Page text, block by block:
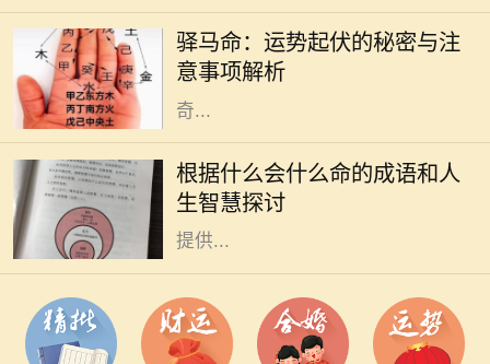
驿马命：运势起伏的秘密与注
意事项解析
的概念，意味着一个人命中有驿马星
相伴，通常与流动、变迁、出行紧密
相关。许多人可能对这一命理产生好
奇...
根据什么会什么命的成语和人
生智慧探讨
成语是汉语言文化的瑰宝，它不仅凝
聚了丰富的历史和哲理，还反映了古
人的智慧和人生观。在我们的生活
中，各种巧妙的成语常常能够给我们
提供...